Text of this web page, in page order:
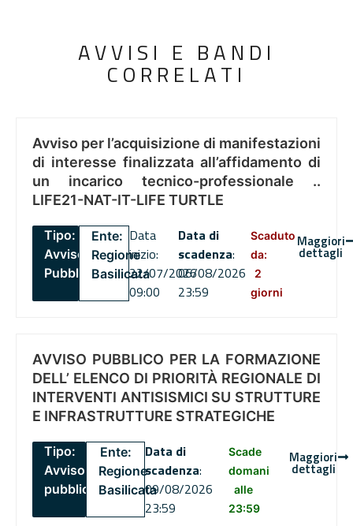
AVVISI E BANDI
CORRELATI
Avviso per l’acquisizione di manifestazioni
di interesse finalizzata all’affidamento di
un incarico tecnico-professionale ..
LIFE21-NAT-IT-LIFE TURTLE
Tipo:
Avviso
Pubblico
Ente:
Regione
Basilicata
Data
inizio:
22/07/2026
09:00
Data di
scadenza:
06/08/2026
23:59
Scaduto
da:
2
giorni
Maggiori
dettagli
AVVISO PUBBLICO PER LA FORMAZIONE
DELL’ ELENCO DI PRIORITÀ REGIONALE DI
INTERVENTI ANTISISMICI SU STRUTTURE
E INFRASTRUTTURE STRATEGICHE
Tipo:
Avviso
pubblico
Ente:
Regione
Basilicata
Data di
scadenza:
09/08/2026
23:59
Scade
domani
alle
23:59
Maggiori
dettagli